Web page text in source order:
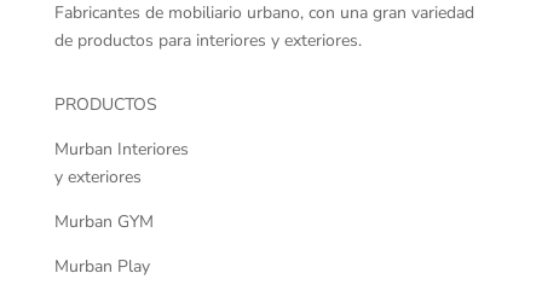
Fabricantes de mobiliario urbano, con una gran variedad
de productos para interiores y exteriores.
PRODUCTOS
Murban Interiores
y exteriores
Murban GYM
Murban Play